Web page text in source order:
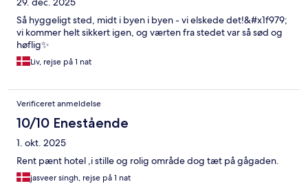
Så hyggeligt sted, midt i byen i byen - vi elskede det!&#x1f979;
vi kommer helt sikkert igen, og værten fra stedet var så sød og
høflig✨
Liv, rejse på 1 nat
Verificeret anmeldelse
10/10 Enestående
1. okt. 2025
Rent pænt hotel ,i stille og rolig område dog tæt på gågaden.
jasveer singh, rejse på 1 nat